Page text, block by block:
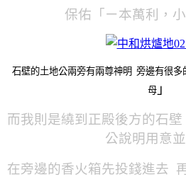
保佑「ㄧ本萬利，小
石壁的土地公兩旁有兩尊神明 旁邊有很
母 」
而我則是繞到正殿後方的石
公說明用意
在旁邊的香火箱先投錢進去